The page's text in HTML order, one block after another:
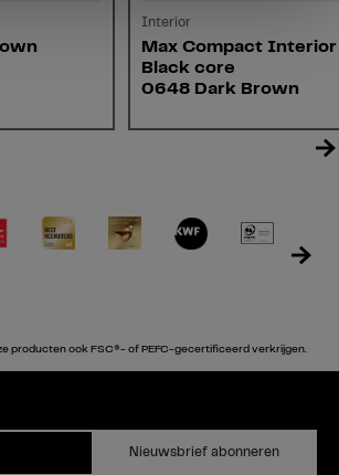
Interior
Max Compact Interior
Black core
0648 Dark Brown
producten ook FSC®- of PEFC-gecertificeerd verkrijgen.
Nieuwsbrief abonneren